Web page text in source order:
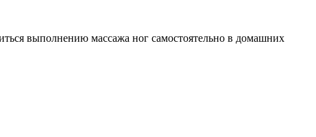
выполнению массажа ног самостоятельно в домашних